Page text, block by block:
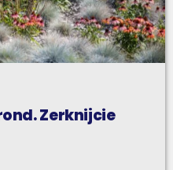
Zerknijcie